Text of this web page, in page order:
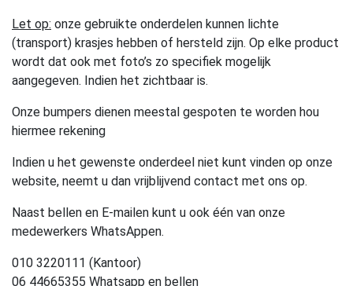
Let op: onze gebruikte onderdelen kunnen lichte
(transport) krasjes hebben of hersteld zijn. Op elke product
wordt dat ook met foto’s zo specifiek mogelijk
aangegeven. Indien het zichtbaar is.
Onze bumpers dienen meestal gespoten te worden hou
hiermee rekening
Indien u het gewenste onderdeel niet kunt vinden op onze
website, neemt u dan vrijblijvend contact met ons op.
Naast bellen en E-mailen kunt u ook één van onze
medewerkers WhatsAppen.
010 3220111 (Kantoor)
06 44665355 Whatsapp en bellen